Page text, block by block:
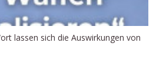
lassen sich die Auswirkungen von